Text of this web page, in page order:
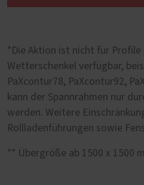
*Die Aktion ist nicht für
Wetterschenkel verfügbar,
PaXcontur78, PaXcontur92,
kann der Spannrahmen nur
werden. Weitere
Rollladenführungen sowie
** Übergröße ab 1500 x 1500